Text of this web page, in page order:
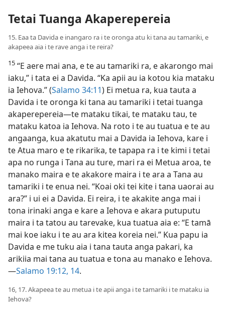
Tetai Tuanga Akaperepereia
15. Eaa ta Davida e inangaro ra i te oronga atu ki tana au tamariki, e
akapeea aia i te rave anga i te reira?
15 “E aere mai ana, e te au tamariki ra, e akarongo mai
iaku,” i tata ei a Davida. “Ka apii au ia kotou kia mataku
ia Iehova.” (Salamo 34:11) Ei metua ra, kua tauta a
Davida i te oronga ki tana au tamariki i tetai tuanga
akaperepereia​—te mataku tikai, te mataku tau, te
mataku katoa ia Iehova. Na roto i te au tuatua e te au
angaanga, kua akatutu mai a Davida ia Iehova, kare i
te Atua maro e te rikarika, te tapapa ra i te kimi i tetai
apa no runga i Tana au ture, mari ra ei Metua aroa, te
manako maira e te akakore maira i te ara a Tana au
tamariki i te enua nei. “Koai oki tei kite i tana uaorai au
ara?” i ui ei a Davida. Ei reira, i te akakite anga mai i
tona irinaki anga e kare a Iehova e akara putuputu
maira i ta tatou au tarevake, kua tuatua aia e: “E tamā
mai koe iaku i te au ara kitea koreia nei.” Kua papu ia
Davida e me tuku aia i tana tauta anga pakari, ka
arikiia mai tana au tuatua e tona au manako e Iehova.​
—Salamo 19:12, 14.
16, 17. Akapeea te au metua i te apii anga i te tamariki i te mataku ia
Iehova?